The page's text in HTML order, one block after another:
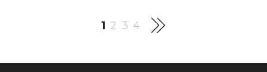
1 2 3 4